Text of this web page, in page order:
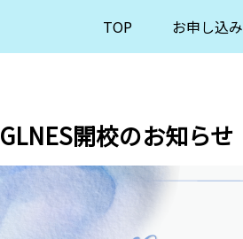
TOP お申し込み
GLNES開校のお知らせ